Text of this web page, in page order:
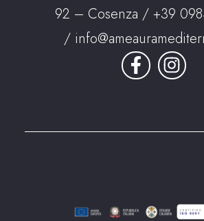
92 – Cosenza / +39
/